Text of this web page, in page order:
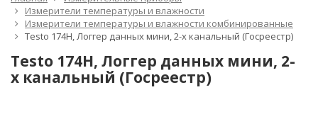
Измерители температуры и влажности
Измерители температуры и влажности комбинированные
Testo 174H, Логгер данных мини, 2-х канальный (Госреестр)
Testo 174H, Логгер данных мини, 2-
х канальный (Госреестр)